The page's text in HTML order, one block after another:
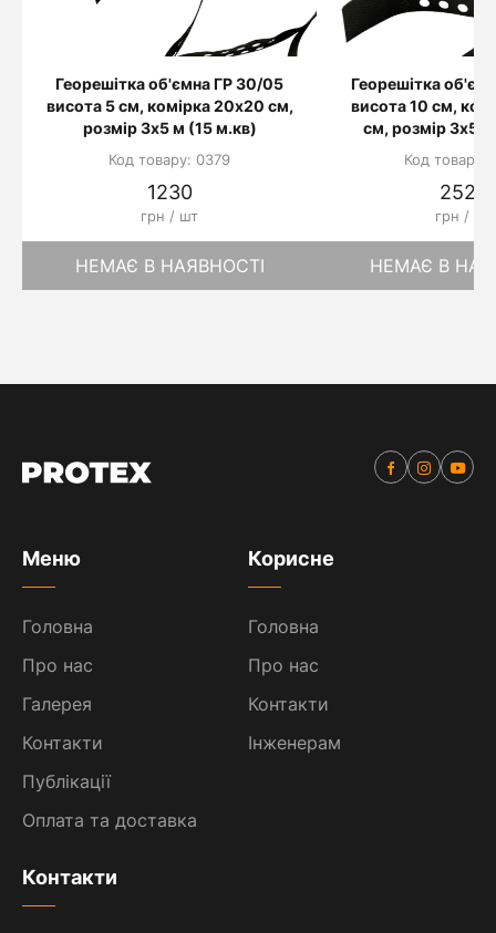
Георешітка об'ємна ГР 30/05
висота 5 см, комірка 20х20 см,
розмір 3х5 м (15 м.кв)
Код товару: 0379
1230
грн / шт
НЕМАЄ В НАЯВНОСТІ
Георешітка
висота 10 см,
см, розмір 3х5
Код товару:
2520
грн / шт
НЕМАЄ В
Меню
Головна
Про нас
Галерея
Контакти
Публікації
Оплата та доставка
Корисне
Головна
Про нас
Контакти
Інженерам
Контакти